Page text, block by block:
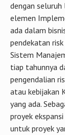
dengan seluruh
elemen
ada dalam
pendekatan
Sistem
tiap tahunnya
pengendalian
atau kebijakan
yang ada.
proyek
untuk proyek